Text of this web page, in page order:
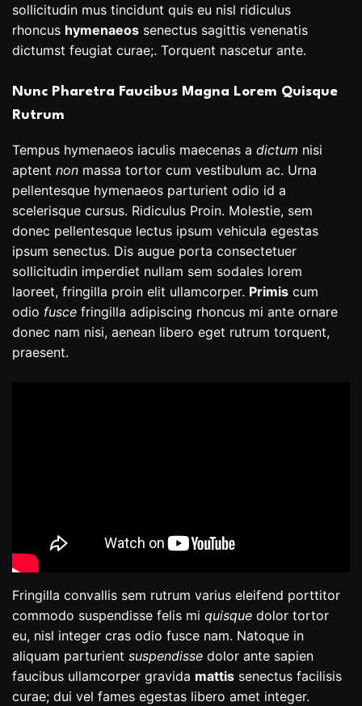
sollicitudin mus tincidunt quis eu nisl ridiculus
rhoncus hymenaeos senectus sagittis venenatis
dictumst feugiat curae;. Torquent nascetur ante.
Nunc Pharetra Faucibus Magna Lorem Quisque
Rutrum
Tempus hymenaeos iaculis maecenas a dictum nisi
aptent non massa tortor cum vestibulum ac. Urna
pellentesque hymenaeos parturient odio id a
scelerisque cursus. Ridiculus Proin. Molestie, sem
donec pellentesque lectus ipsum vehicula egestas
ipsum senectus. Dis augue porta consectetuer
sollicitudin imperdiet nullam sem sodales lorem
laoreet, fringilla proin elit ullamcorper. Primis cum
odio fusce fringilla adipiscing rhoncus mi ante ornare
donec nam nisi, aenean libero eget rutrum torquent,
praesent.
Fringilla convallis sem rutrum varius eleifend porttitor
commodo suspendisse felis mi quisque dolor tortor
eu, nisl integer cras odio fusce nam. Natoque in
aliquam parturient suspendisse dolor ante sapien
faucibus ullamcorper gravida mattis senectus facilisis
curae; dui vel fames egestas libero amet integer.